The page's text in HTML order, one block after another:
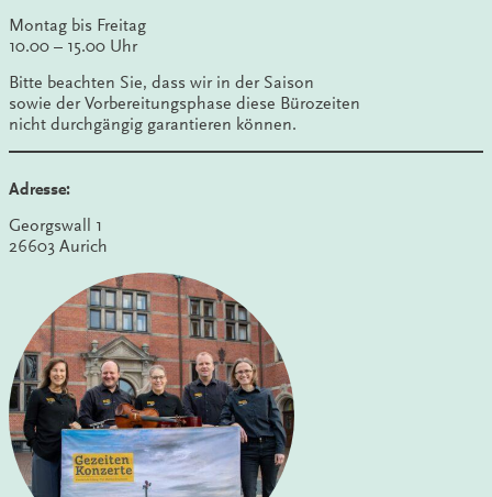
Montag bis Freitag
10.00 – 15.00 Uhr
Bitte beachten Sie, dass wir in der Saison
sowie der Vorbereitungsphase diese Bürozeiten
nicht durchgängig garantieren können.
Adresse:
Georgswall 1
26603 Aurich